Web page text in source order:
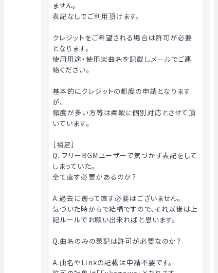
ません。
表記なしでご利用頂けます。
クレジットをご希望される場合は許可が必要
となります。
使用用途・使用楽曲名を記載しメールでご連
絡ください。
基本的にクレジットの都度の申請となります
が、
頻度が多い方等は柔軟に個別対応とさせて頂
いています。
［補足］
Q. フリーBGMユーザーで気づかず表記をして
しまっていた。
全て直す必要があるのか？
A.過去に遡って直す必要はございません。
気づいた時からで結構ですので、それ以後は上
記ルールでお願い出来ればと思います。
Q.曲名のみの表記は許可が必要なのか？
A.曲名やLinkの記載は申請不要です。